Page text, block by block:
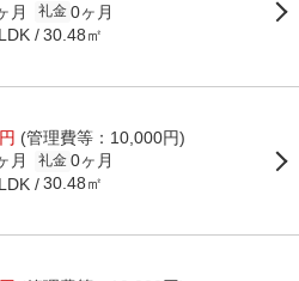
月 礼金 0ヶ月
30.48㎡
(管理費等：10,000円)
月 礼金 0ヶ月
30.48㎡